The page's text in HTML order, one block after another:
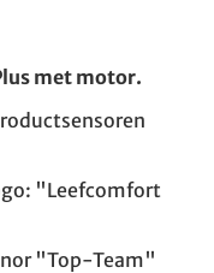
met motor.
"Leefcomfort
"Top-Team"